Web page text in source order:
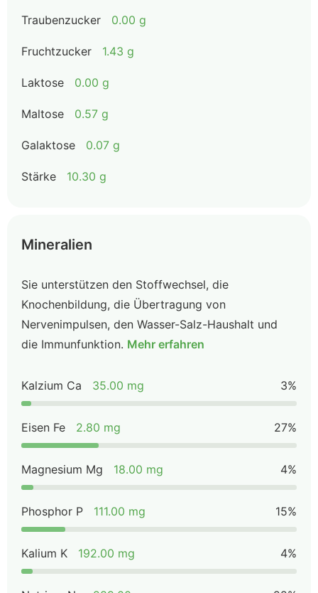
Traubenzucker 0.00 g
Fruchtzucker 1.43 g
Laktose 0.00 g
Maltose 0.57 g
Galaktose 0.07 g
Stärke 10.30 g
Mineralien
Sie unterstützen den Stoffwechsel, die
Knochenbildung, die Übertragung von
Nervenimpulsen, den Wasser-Salz-Haushalt und
die Immunfunktion. Mehr erfahren
Kalzium Ca 35.00 mg 3%
Eisen Fe 2.80 mg 27%
Magnesium Mg 18.00 mg 4%
Phosphor P 111.00 mg 15%
Kalium K 192.00 mg 4%